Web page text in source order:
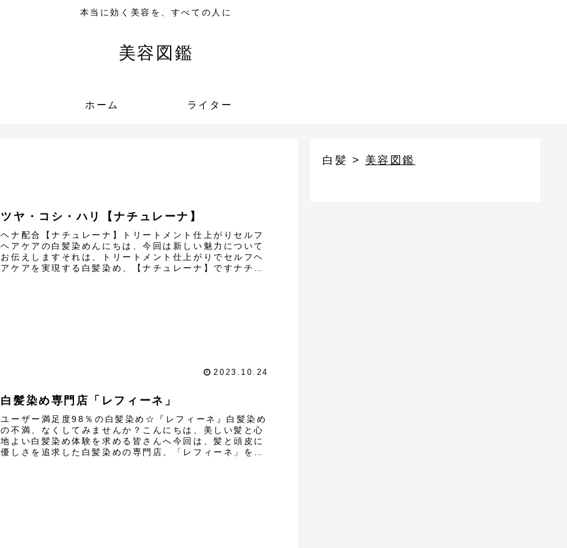
本当に効く美容を、すべての人に
美容図鑑
ホーム ライター
ツヤ・コシ・ハリ【ナチュレーナ】
ヘナ配合【ナチュレーナ】トリートメント仕上がりセルフ
ヘアケアの白髪染めんにちは、今回は新しい魅力について
お伝えしますそれは、トリートメント仕上がりでセルフヘ
アケアを実現する白髪染め、【ナチュレーナ】​ですナチュ
2023.10.24
白髪染め専門店「レフィーネ」
ユーザー満足度98％の白髪染め☆『レフィーネ』白髪染め
の不満、なくしてみませんか？こんにちは、美しい髪と心
地よい白髪染め体験を求める皆さんへ今回は、髪と頭皮に
優しさを追求した白髪染めの専門店、「レフィーネ」をご
白髪 > 美容図鑑